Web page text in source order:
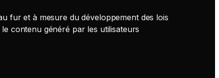
fur et à mesure du développement des lois
contenu généré par les utilisateurs